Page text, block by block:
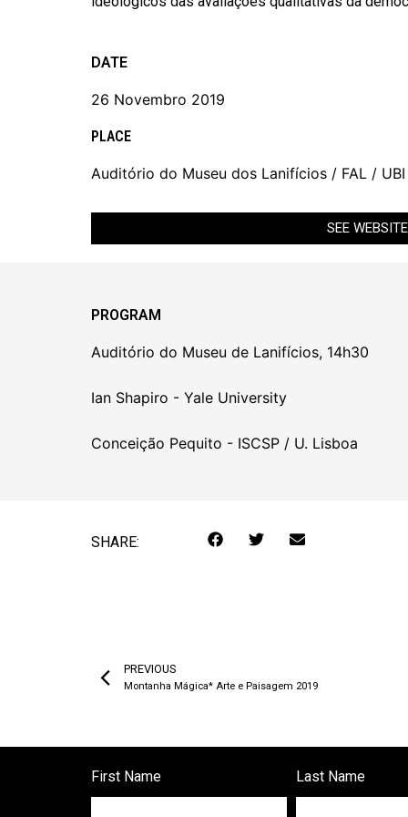
DATE
26 Novembro 2019
PLACE
Auditório do Museu dos Lanifícios / FAL / UBI
SEE WEBSITE
PROGRAM
Auditório do Museu de Lanifícios, 14h30
Ian Shapiro - Yale University
Conceição Pequito - ISCSP / U. Lisboa
SHARE:
PREVIOUS
Montanha Mágica* Arte e Paisagem 2019
First Name Last Name